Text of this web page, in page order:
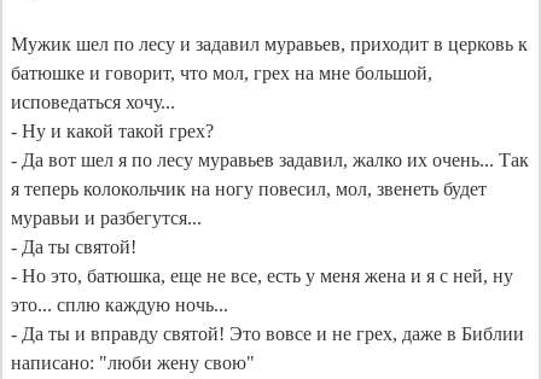
Мужик шел по лесу и задавил муравьев, приходит в церковь к
батюшке и говорит, что мол, грех на мне большой,
исповедаться хочу...
- Ну и какой такой грех?
- Да вот шел я по лесу муравьев задавил, жалко их очень... Так
я теперь колокольчик на ногу повесил, мол, звенеть будет
муравьи и разбегутся...
- Да ты святой!
- Но это, батюшка, еще не все, есть у меня жена и я с ней, ну
это... сплю каждую ночь...
- Да ты и вправду святой! Это вовсе и не грех, даже в Библии
написано: "люби жену свою"